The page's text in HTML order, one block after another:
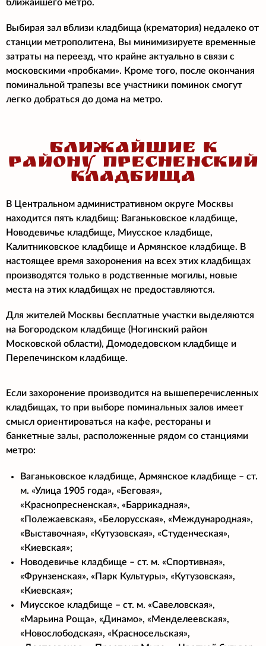
ближайшего метро.
Выбирая зал вблизи кладбища (крематория) недалеко от
станции метрополитена, Вы минимизируете временные
затраты на переезд, что крайне актуально в связи с
московскими «пробками». Кроме того, после окончания
поминальной трапезы все участники поминок смогут
легко добраться до дома на метро.
БЛИЖАЙШИЕ К
РАЙОНУ ПРЕСНЕНСКИЙ
КЛАДБИЩА
В Центральном административном округе Москвы
находится пять кладбищ: Ваганьковское кладбище,
Новодевичье кладбище, Миусское кладбище,
Калитниковское кладбище и Армянское кладбище. В
настоящее время захоронения на всех этих кладбищах
производятся только в родственные могилы, новые
места на этих кладбищах не предоставляются.
Для жителей Москвы бесплатные участки выделяются
на Богородском кладбище (Ногинский район
Московской области), Домодедовском кладбище и
Перепечинском кладбище.
Если захоронение производится на вышеперечисленных
кладбищах, то при выборе поминальных залов имеет
смысл ориентироваться на кафе, рестораны и
банкетные залы, расположенные рядом со станциями
метро:
Ваганьковское кладбище, Армянское кладбище – ст.
м. «Улица 1905 года», «Беговая»,
«Краснопресненская», «Баррикадная»,
«Полежаевская», «Белорусская», «Международная»,
«Выставочная», «Кутузовская», «Студенческая»,
«Киевская»;
Новодевичье кладбище – ст. м. «Спортивная»,
«Фрунзенская», «Парк Культуры», «Кутузовская»,
«Киевская»;
Миусское кладбище – ст. м. «Савеловская»,
«Марьина Роща», «Динамо», «Менделеевская»,
«Новослободская», «Красносельская»,